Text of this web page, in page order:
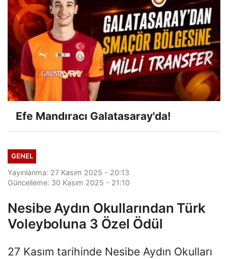
Efe Mandıracı Galatasaray'da!
GENEL
Yayınlanma: 27 Kasım 2025 - 20:13
Güncelleme: 30 Kasım 2025 - 21:10
Nesibe Aydın Okullarından Türk
Voleyboluna 3 Özel Ödül
27 Kasım tarihinde Nesibe Aydın Okulları